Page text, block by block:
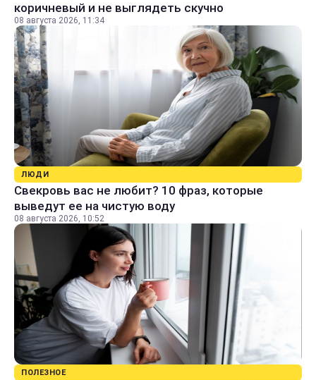
коричневый и не выглядеть скучно
08 августа 2026, 11:34
ЛЮДИ
Свекровь вас не любит? 10 фраз, которые
выведут ее на чистую воду
08 августа 2026, 10:52
ПОЛЕЗНОЕ